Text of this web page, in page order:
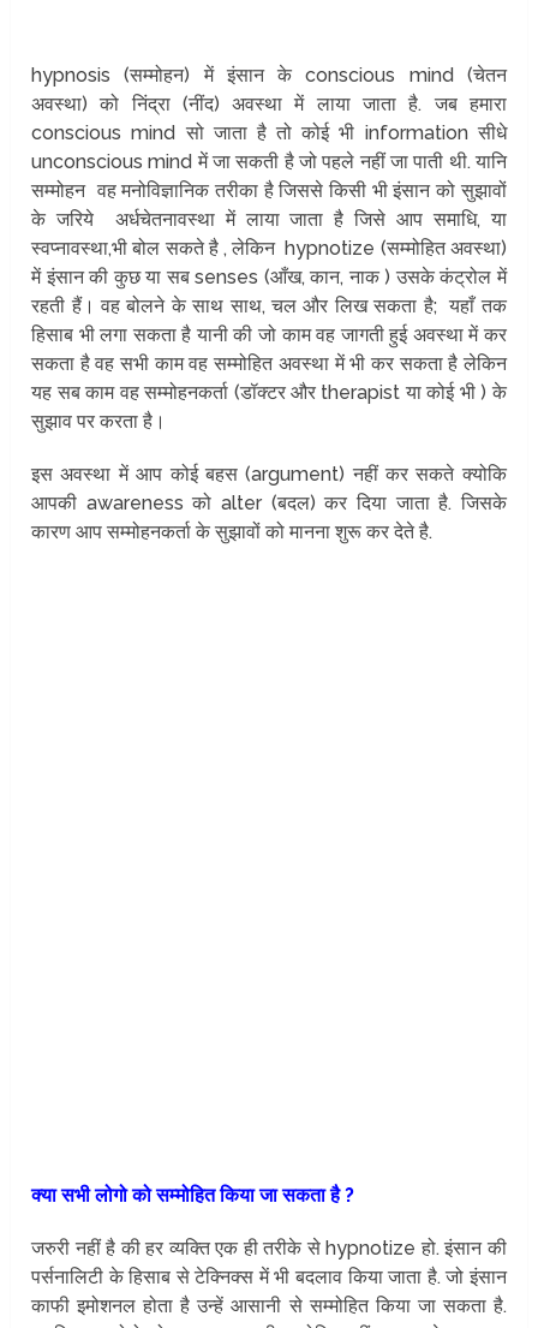
hypnosis (सम्मोहन) में इंसान के conscious mind (चेतन
अवस्था) को निंद्रा (नींद) अवस्था में लाया जाता है. जब हमारा
conscious mind सो जाता है तो कोई भी information सीधे
unconscious mind में जा सकती है जो पहले नहीं जा पाती थी. यानि
सम्मोहन वह मनोविज्ञानिक तरीका है जिससे किसी भी इंसान को सुझावों
के जरिये अर्धचेतनावस्था में लाया जाता है जिसे आप समाधि, या
स्वप्नावस्था,भी बोल सकते है , लेकिन hypnotize (सम्मोहित अवस्था)
में इंसान की कुछ या सब senses (आँख, कान, नाक ) उसके कंट्रोल में
रहती हैं। वह बोलने के साथ साथ, चल और लिख सकता है; यहाँ तक
हिसाब भी लगा सकता है यानी की जो काम वह जागती हुई अवस्था में कर
सकता है वह सभी काम वह सम्मोहित अवस्था में भी कर सकता है लेकिन
यह सब काम वह सम्मोहनकर्ता (डॉक्टर और therapist या कोई भी ) के
सुझाव पर करता है।
इस अवस्था में आप कोई बहस (argument) नहीं कर सकते क्योकि
आपकी awareness को alter (बदल) कर दिया जाता है. जिसके
कारण आप सम्मोहनकर्ता के सुझावों को मानना शुरू कर देते है.
क्या सभी लोगो को सम्मोहित किया जा सकता है ?
जरुरी नहीं है की हर व्यक्ति एक ही तरीके से hypnotize हो. इंसान की
पर्सनालिटी के हिसाब से टेक्निक्स में भी बदलाव किया जाता है. जो इंसान
काफी इमोशनल होता है उन्हें आसानी से सम्मोहित किया जा सकता है.